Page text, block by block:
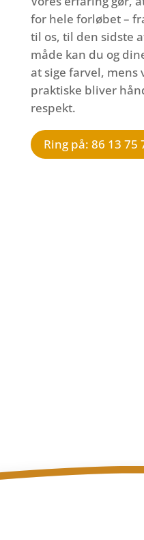
for hele forløbet –
til os, til den sidste
måde kan du og
at sige farvel, mens
praktiske bliver
respekt.
Ring på: 86 13 75